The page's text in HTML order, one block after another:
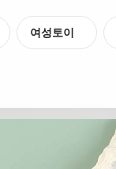
여성토이